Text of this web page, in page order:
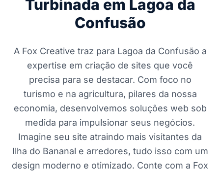
Turbinada em Lagoa da
Confusão
A Fox Creative traz para Lagoa da Confusão a
expertise em criação de sites que você
precisa para se destacar. Com foco no
turismo e na agricultura, pilares da nossa
economia, desenvolvemos soluções web sob
medida para impulsionar seus negócios.
Imagine seu site atraindo mais visitantes da
Ilha do Bananal e arredores, tudo isso com um
design moderno e otimizado. Conte com a Fox